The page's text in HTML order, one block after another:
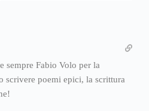
sempre Fabio Volo per la
scrivere poemi epici, la scrittura